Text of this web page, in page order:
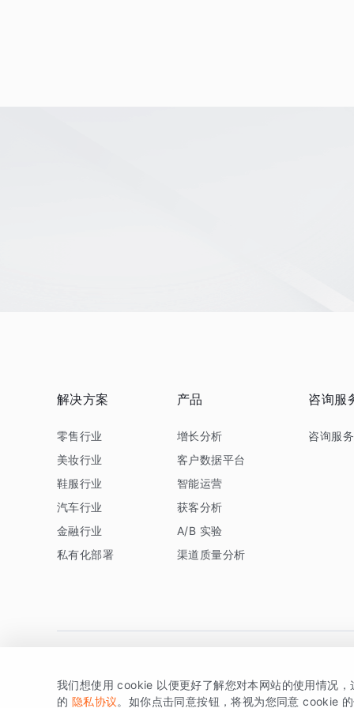
解决方案
零售行业
美妆行业
鞋服行业
汽车行业
金融行业
私有化部署
产品
增长分析
客户数据平台
智能运营
获客分析
A/B 实验
渠道质量分析
咨询服
咨询服务
版权所有 © 北京易数科技有限公司SDK相关说明 京ICP备
我们想使用 cookie 以便更好了解您对本网站的使用情况
的 隐私协议。如你点击同意按钮，将视为您同意 cookie 的